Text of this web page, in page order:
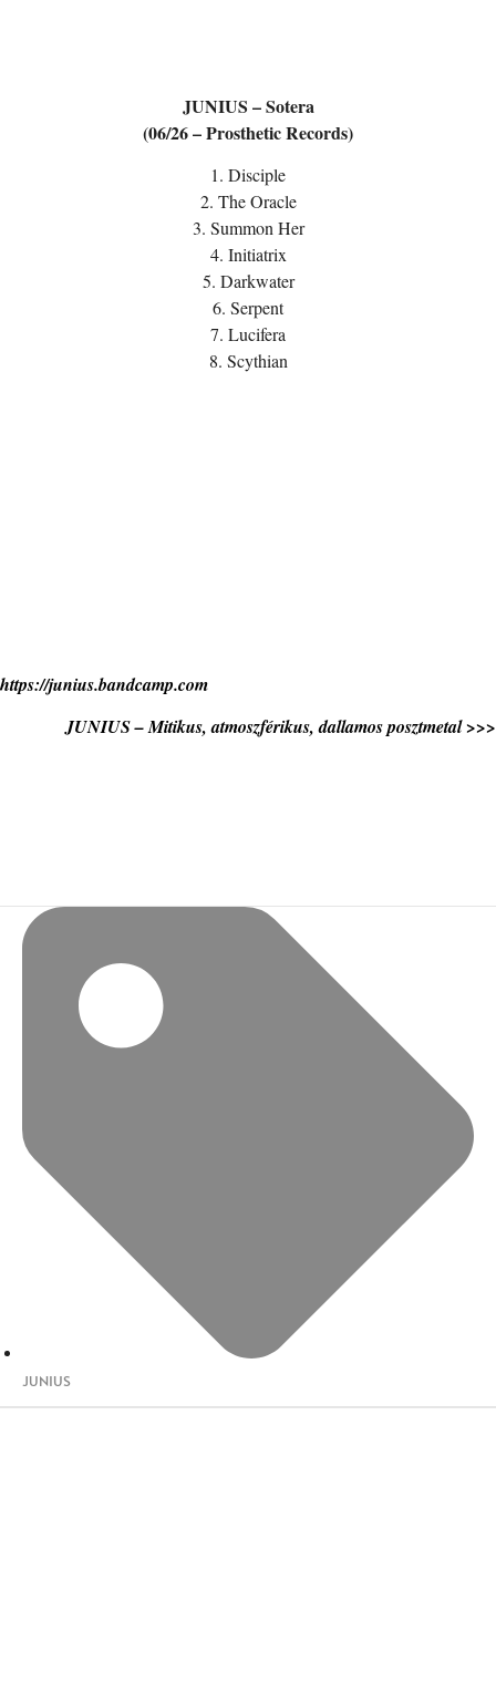
JUNIUS – Sotera
(06/26 – Prosthetic Records)
1. Disciple
2. The Oracle
3. Summon Her
4. Initiatrix
5. Darkwater
6. Serpent
7. Lucifera
8. Scythian
https://junius.bandcamp.com
JUNIUS – Mitikus, atmoszférikus, dallamos posztmetal >>>
JUNIUS